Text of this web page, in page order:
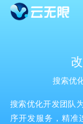
数字化营销
SEO优化
搜索优
搜索优化开发团队
序开发服务，精准